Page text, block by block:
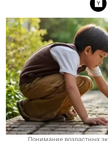
Понимание возрастных